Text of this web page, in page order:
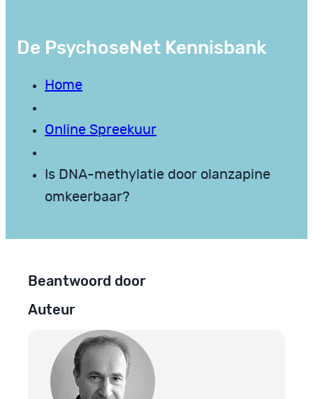
De PsychoseNet Kennisbank
Home
Online Spreekuur
Is DNA-methylatie door olanzapine
omkeerbaar?
Beantwoord door
Auteur